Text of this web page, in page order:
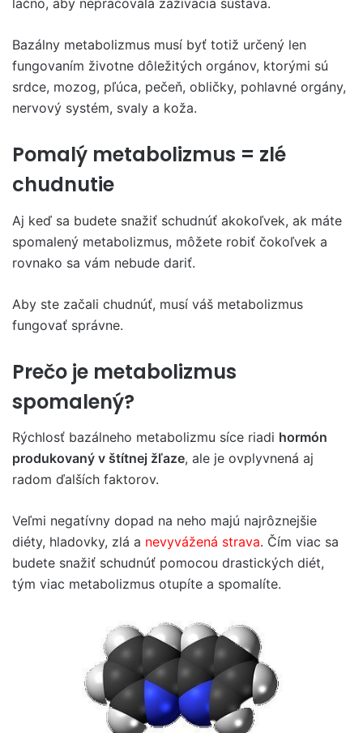
lačno, aby nepracovala zažívacia sústava.
Bazálny metabolizmus musí byť totiž určený len
fungovaním životne dôležitých orgánov, ktorými sú
srdce, mozog, pľúca, pečeň, obličky, pohlavné orgány,
nervový systém, svaly a koža.
Pomalý metabolizmus = zlé
chudnutie
Aj keď sa budete snažiť schudnúť akokoľvek, ak máte
spomalený metabolizmus, môžete robiť čokoľvek a
rovnako sa vám nebude dariť.
Aby ste začali chudnúť, musí váš metabolizmus
fungovať správne.
Prečo je metabolizmus
spomalený?
Rýchlosť bazálneho metabolizmu síce riadi hormón
produkovaný v štítnej žľaze, ale je ovplyvnená aj
radom ďalších faktorov.
Veľmi negatívny dopad na neho majú najrôznejšie
diéty, hladovky, zlá a nevyvážená strava. Čím viac sa
budete snažiť schudnúť pomocou drastických diét,
tým viac metabolizmus otupíte a spomalíte.